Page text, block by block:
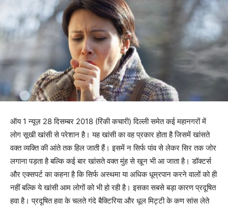
ऑय 1 न्यूज़ 28 दिसम्बर 2018 (रिंकी कचारी) दिल्ली समेत कई महानगरों में
लोग सूखी खांसी से परेशान है। यह खांसी का वह प्रकार होता है जिसमें खांसते
वक्त व्यक्ति की आंते तक हिल जाती हैं। इसमें न सिर्फ पांव से लेकर सिर तक जोर
लगाना पड़ता है बल्कि कई बार खांसते वक्त मुंह से खून भी आ जाता है। डॉक्टर्स
और एक्सपर्ट का कहना है कि सिर्फ अस्थमा या अधिक धूम्रपान करने वालों को ही
नहीं बल्कि ये खांसी आम लोगों को भी हो रही है। इसका सबसे बड़ा कारण प्रदूषित
हवा है। प्रदूषित हवा के चलते गंदे बैक्टिरिया और धूल मिट्टी के कण सांस लेते